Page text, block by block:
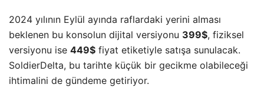
2024 yılının Eylül ayında raflardaki yerini alması
beklenen bu konsolun dijital versiyonu 399$, fiziksel
versiyonu ise 449$ fiyat etiketiyle satışa sunulacak.
SoldierDelta, bu tarihte küçük bir gecikme olabileceği
ihtimalini de gündeme getiriyor.